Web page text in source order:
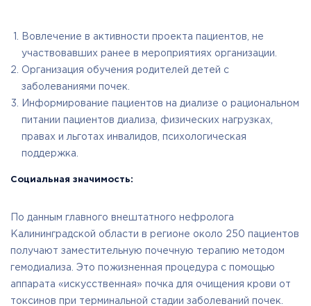
Вовлечение в активности проекта пациентов, не
участвовавших ранее в мероприятиях организации.
Организация обучения родителей детей с
заболеваниями почек.
Информирование пациентов на диализе о рациональном
питании пациентов диализа, физических нагрузках,
правах и льготах инвалидов, психологическая
поддержка.
Социальная значимость:
По данным главного внештатного нефролога
Калининградской области в регионе около 250 пациентов
получают заместительную почечную терапию методом
гемодиализа. Это пожизненная процедура с помощью
аппарата «искусственная» почка для очищения крови от
токсинов при терминальной стадии заболеваний почек.